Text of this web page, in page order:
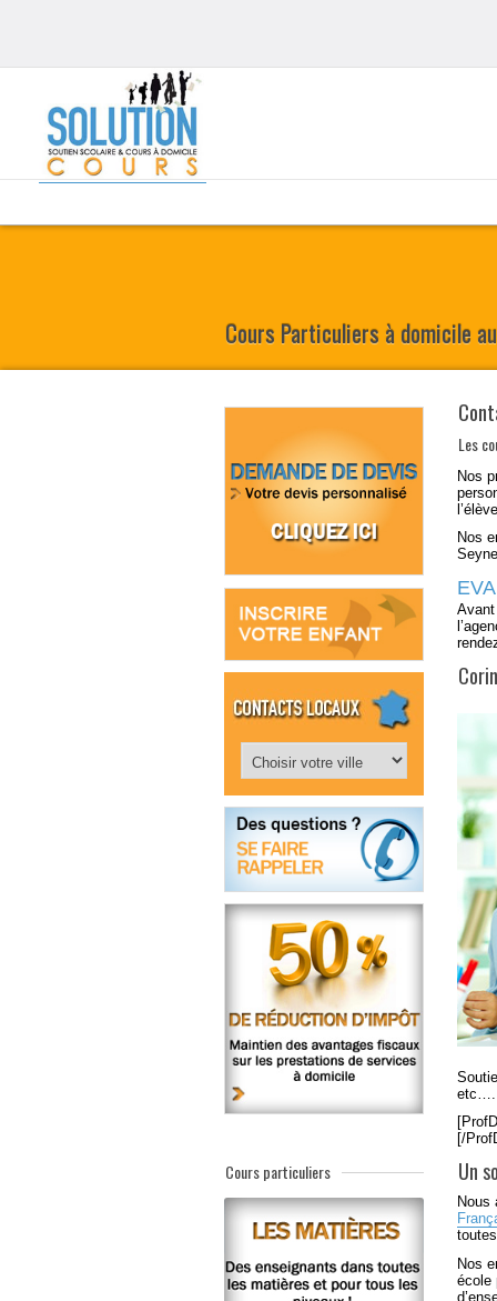
Cours Particuliers à domicile
Cours particuliers
Les
Nos
Nos
etc….
[/
Un
Nous
Nos
école